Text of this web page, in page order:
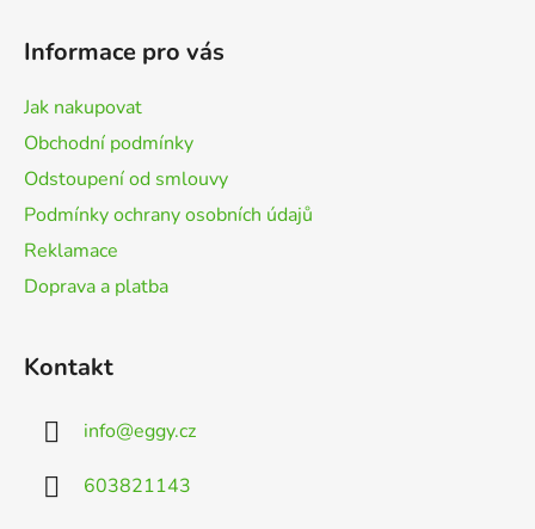
Informace pro vás
Jak nakupovat
Obchodní podmínky
Odstoupení od smlouvy
Podmínky ochrany osobních údajů
Reklamace
Doprava a platba
Kontakt
info@eggy.cz
603821143